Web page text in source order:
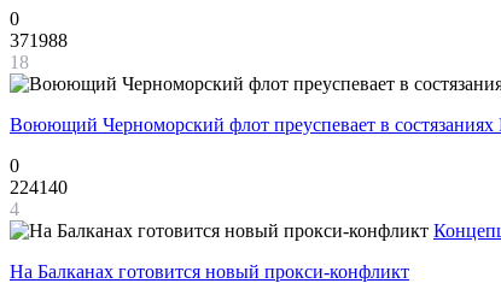
0
371988
18
Воюющий Черноморский флот преуспевает в
0
224140
4
На Балканах готовится новый прокси-конфликт